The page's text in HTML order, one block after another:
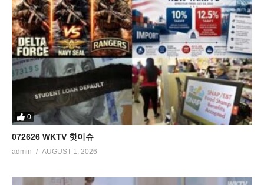
0
072626 WKTV 핫이슈
admin AUGUST 1, 2026